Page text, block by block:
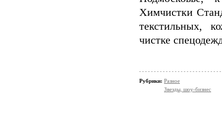
Химчистки
текстильных,
чистке
Рубрики: Разное
Звезды, шоу-бизнес